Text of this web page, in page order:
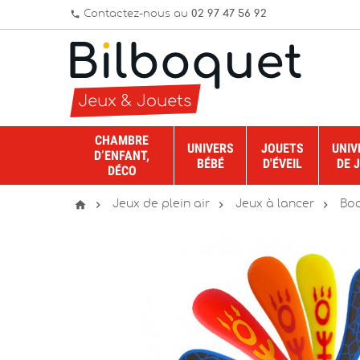
phone Contactez-nous au 02 97 47 56 92
CHAMBRE
D’ENFANT,
DÉCO
UNIVERS
BÉBÉ
JOUETS
D'ÉVEIL
DE
  Jeux de plein air  Jeux à lancer 